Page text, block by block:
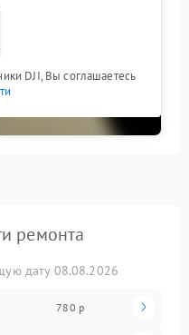
DJI, Вы соглашаетесь
ремонта
дату 08.08.2026
780 р